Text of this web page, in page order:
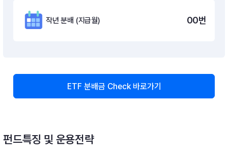
작년 분배 (지급월) 00번
ETF 분배금 Check 바로가기
펀드특징 및 운용전략